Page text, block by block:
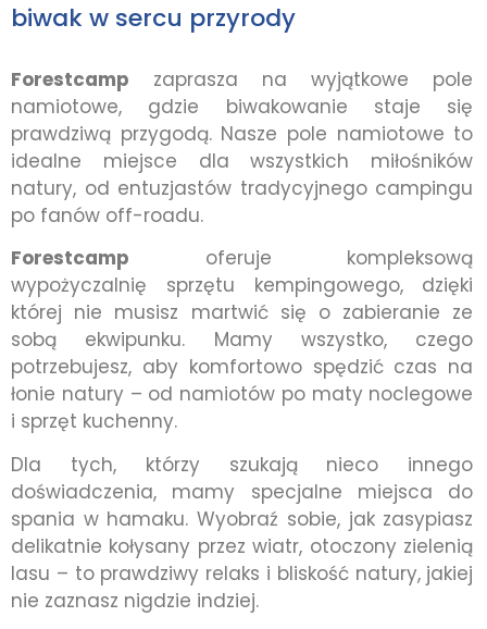
biwak w sercu przyrody
Forestcamp zaprasza na wyjątkowe pole
namiotowe, gdzie biwakowanie staje się
prawdziwą przygodą. Nasze pole namiotowe to
idealne miejsce dla wszystkich miłośników
natury, od entuzjastów tradycyjnego campingu
po fanów off-roadu.
Forestcamp oferuje kompleksową
wypożyczalnię sprzętu kempingowego, dzięki
której nie musisz martwić się o zabieranie ze
sobą ekwipunku. Mamy wszystko, czego
potrzebujesz, aby komfortowo spędzić czas na
łonie natury – od namiotów po maty noclegowe
i sprzęt kuchenny.
Dla tych, którzy szukają nieco innego
doświadczenia, mamy specjalne miejsca do
spania w hamaku. Wyobraź sobie, jak zasypiasz
delikatnie kołysany przez wiatr, otoczony zielenią
lasu – to prawdziwy relaks i bliskość natury, jakiej
nie zaznasz nigdzie indziej.